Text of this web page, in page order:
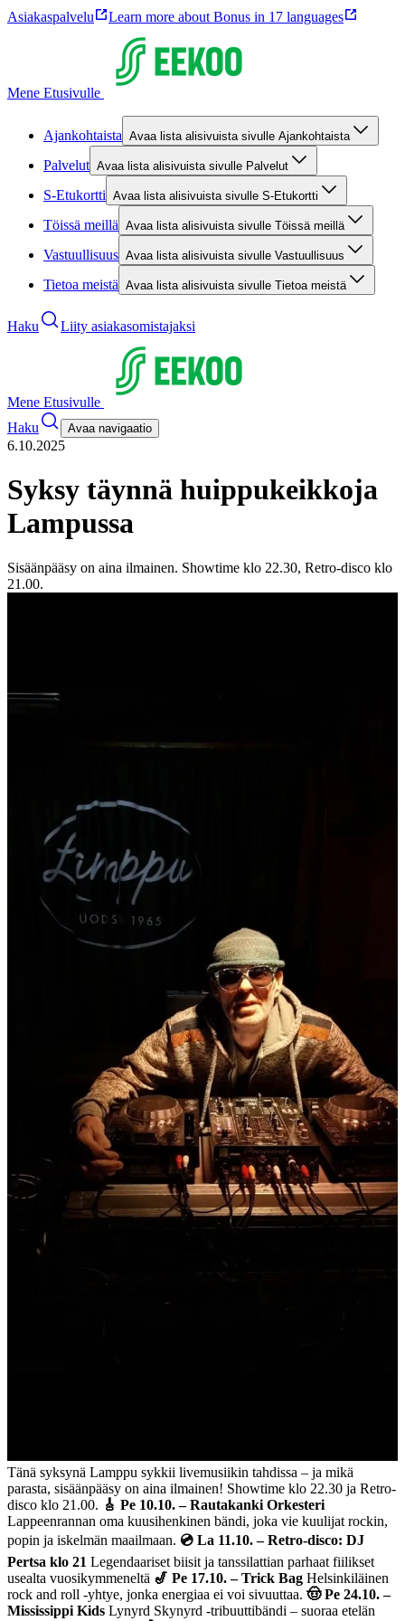
Asiakaspalvelu Learn more about Bonus in 17 languages
Mene Etusivulle
Ajankohtaista Avaa lista alisivuista sivulle Ajankohtaista
Palvelut Avaa lista alisivuista sivulle Palvelut
S-Etukortti Avaa lista alisivuista sivulle S-Etukortti
Töissä meillä Avaa lista alisivuista sivulle Töissä meillä
Vastuullisuus Avaa lista alisivuista sivulle Vastuullisuus
Tietoa meistä Avaa lista alisivuista sivulle Tietoa meistä
Haku Liity asiakasomistajaksi
Mene Etusivulle
Haku
Avaa navigaatio
6.10.2025
Syksy täynnä huippukeikkoja
Lampussa
Sisäänpääsy on aina ilmainen. Showtime klo 22.30, Retro-disco klo
21.00.
Tänä syksynä Lamppu sykkii livemusiikin tahdissa – ja mikä
parasta, sisäänpääsy on aina ilmainen! Showtime klo 22.30 ja Retro-
disco klo 21.00. 🎸 Pe 10.10. – Rautakanki Orkesteri
Lappeenrannan oma kuusihenkinen bändi, joka vie kuulijat rockin,
popin ja iskelmän maailmaan. 💿 La 11.10. – Retro-disco: DJ
Pertsa klo 21 Legendaariset biisit ja tanssilattian parhaat fiilikset
usealta vuosikymmeneltä 🎷 Pe 17.10. – Trick Bag Helsinkiläinen
rock and roll -yhtye, jonka energiaa ei voi sivuuttaa. 🤠 Pe 24.10. –
Mississippi Kids Lynyrd Skynyrd -tribuuttibändi – suoraa etelän